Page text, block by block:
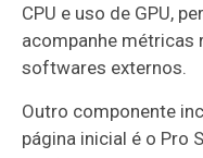
CPU e uso de GPU,
acompanhe métricas
softwares externos.
Outro componente
página inicial é o Pro